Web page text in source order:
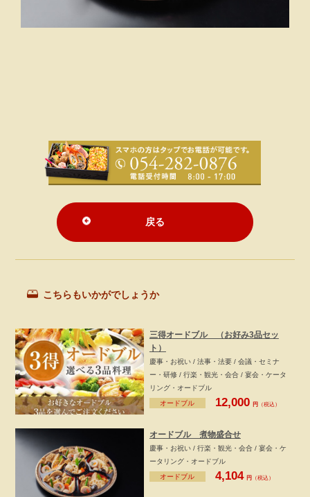
戻る
こちらもいかがでしょうか
三得オードブル （お好み3品セッ
ト）
慶事・お祝い / 法事・法要 / 会議・セミナ
ー・研修 / 行楽・観光・会合 / 宴会・ケータ
リング・オードブル
オードブル
12,000 円 （税込）
オードブル 煮物盛合せ
慶事・お祝い / 行楽・観光・会合 / 宴会・ケ
ータリング・オードブル
オードブル
4,104 円 （税込）